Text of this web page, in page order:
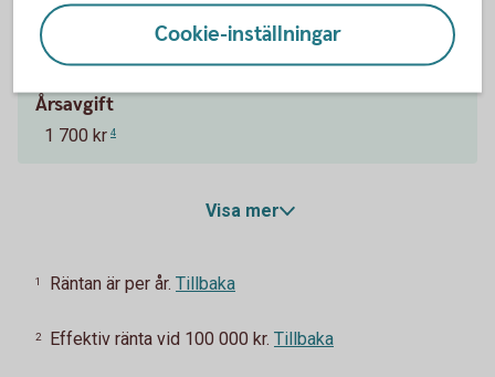
Årsavgift Nyckelkund
1 400 kr
Årsavgift
1 700 kr 4
Visa mer
1 Räntan är per år. Tillbaka
2 Effektiv ränta vid 100 000 kr. Tillbaka
Cookie-inställningar